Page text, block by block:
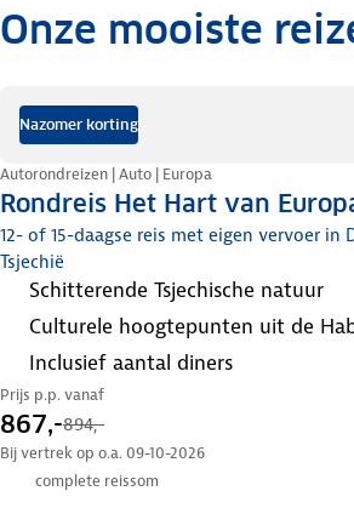
.Onze mooiste
Nazomer korting
Rondreis Het Hart van
Autorondreizen | Auto | Europa
12- of 15-daagse reis met eigen vervoer in
Tsjechië
schitterende Tsjechische natuur
culturele hoogtepunten uit de
inclusief aantal diners
Prijs p.p. vanaf
867,-894,-
Bij vertrek op o.a. 09-10-2026
complete reissom